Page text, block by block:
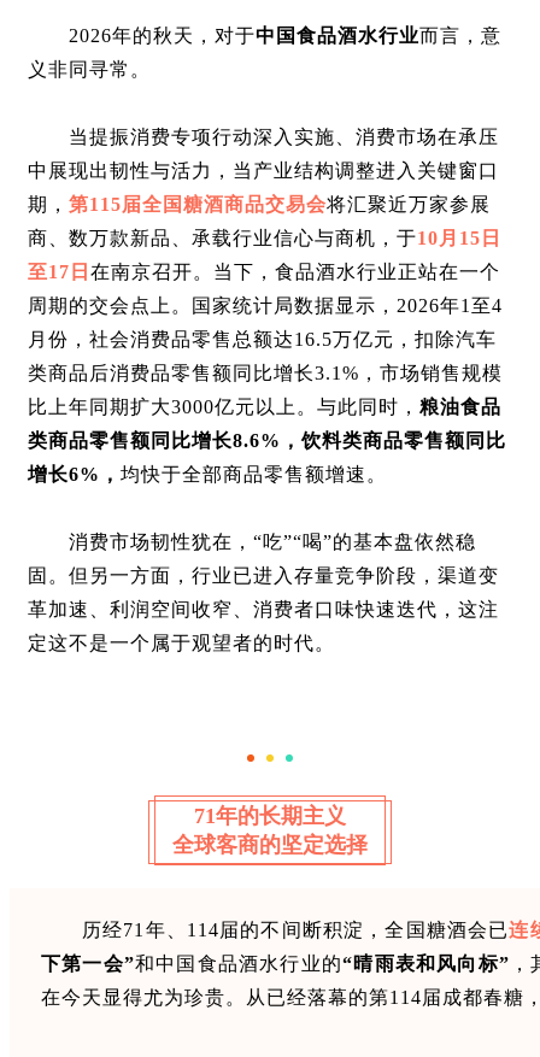
2026年的秋天，对于中国食品酒水行业而言，意
义非同寻常。
当提振消费专项行动深入实施、消费市场在承压
中展现出韧性与活力，当产业结构调整进入关键窗口
期， 第115届全国糖酒商品交易会将汇聚近万家参展
商、数万款新品、承载行业信心与商机，于10月15日
至17日 在南京召开。当下，食品酒水行业正站在一个
周期的交会点上。国家统计局数据显示，2026年1至4
月份，社会消费品零售总额达16.5万亿元，扣除汽车
类商品后消费品零售额同比增长3.1%，市场销售规模
比上年同期扩大3000亿元以上。与此同时， 粮油食品
类商品零售额同比增长8.6%，饮料类商品零售额同比
增长6%， 均快于全部商品零售额增速。
消费市场韧性犹在，“吃”“喝”的基本盘依然稳
固。但另一方面，行业已进入存量竞争阶段，渠道变
革加速、利润空间收窄、消费者口味快速迭代，这注
定这不是一个属于观望者的时代。
71年的长期主义
全球客商的坚定选择
历经71年、114届的不间断积淀，全国糖酒会已连
下第一会”和中国食品酒水行业的“晴雨表和风向标”
在今天显得尤为珍贵。从已经落幕的第114届成都春糖